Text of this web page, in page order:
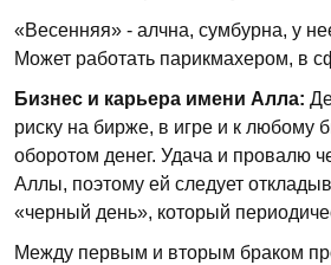
«Весенняя» - алчна, сумбурна, у
Может работать парикмахером, в
Бизнес и карьера имени Алла:
риску на бирже, в игре и к любому
оборотом денег. Удача и провалю
Аллы, поэтому ей следует
«черный день», который
Между первым и вторым браком